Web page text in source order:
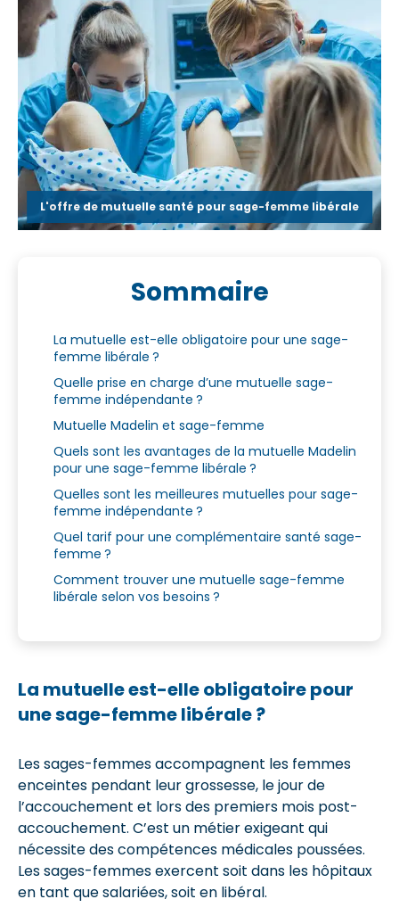
L'offre de mutuelle santé pour sage-femme libérale
Sommaire
La mutuelle est-elle obligatoire pour une sage-
femme libérale ?
Quelle prise en charge d’une mutuelle sage-
femme indépendante ?
Mutuelle Madelin et sage-femme
Quels sont les avantages de la mutuelle Madelin
pour une sage-femme libérale ?
Quelles sont les meilleures mutuelles pour sage-
femme indépendante ?
Quel tarif pour une complémentaire santé sage-
femme ?
Comment trouver une mutuelle sage-femme
libérale selon vos besoins ?
La mutuelle est-elle obligatoire pour
une sage-femme libérale ?
Les sages-femmes accompagnent les femmes
enceintes pendant leur grossesse, le jour de
l’accouchement et lors des premiers mois post-
accouchement. C’est un métier exigeant qui
nécessite des compétences médicales poussées.
Les sages-femmes exercent soit dans les hôpitaux
en tant que salariées, soit en libéral.